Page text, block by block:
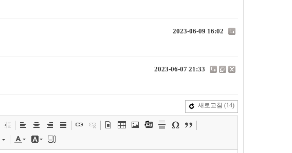
2023-06-09 16:02
2023-06-07 21:33
새로고침 (14)